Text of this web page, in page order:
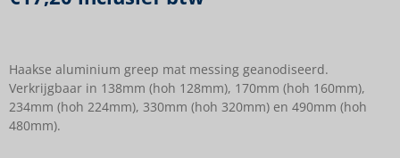
Haakse aluminium greep mat messing geanodiseerd.
Verkrijgbaar in 138mm (hoh 128mm), 170mm (hoh 160mm),
234mm (hoh 224mm), 330mm (hoh 320mm) en 490mm (hoh
480mm).